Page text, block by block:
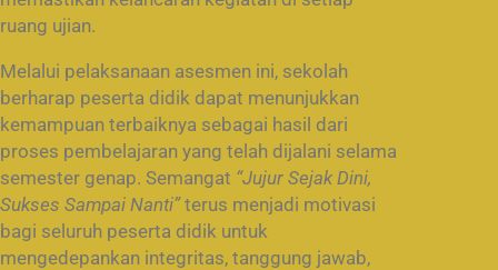
ruang ujian.
Melalui pelaksanaan asesmen ini, sekolah
berharap peserta didik dapat menunjukkan
kemampuan terbaiknya sebagai hasil dari
proses pembelajaran yang telah dijalani selama
semester genap. Semangat “Jujur Sejak Dini,
Sukses Sampai Nanti”terus menjadi motivasi
bagi seluruh peserta didik untuk
mengedepankan integritas, tanggung jawab,